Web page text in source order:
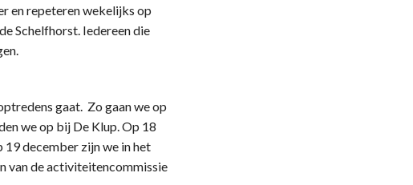
en repeteren wekelijks op
Schelfhorst. Iedereen die
gaat. Zo gaan we op
we op bij De Klup. Op 18
19 december zijn we in het
van de activiteitencommissie